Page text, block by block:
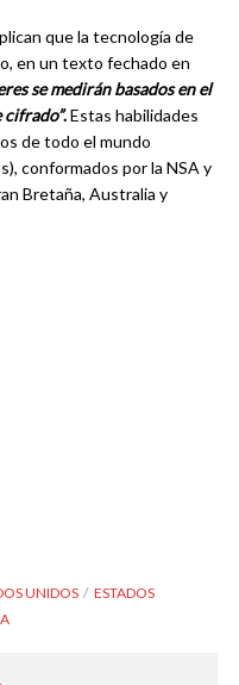
que la tecnología de
en un texto fechado en
se medirán basados en el
cifrado”.Estas habilidades
de todo el mundo
conformados por la NSA y
Bretaña, Australia y
UNIDOS
ESTADOS